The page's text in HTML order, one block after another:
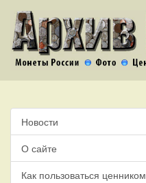
Новости
О сайте
Как пользоваться ценником